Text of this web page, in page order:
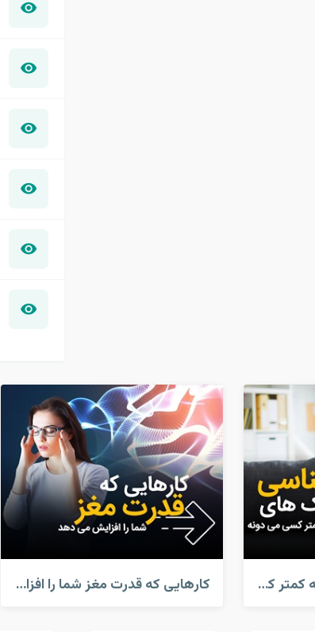
تکنیک های روانشناسی که کمتر کسی میدونه کارهایی که قدرت مغز شما را افزایش می دهد!